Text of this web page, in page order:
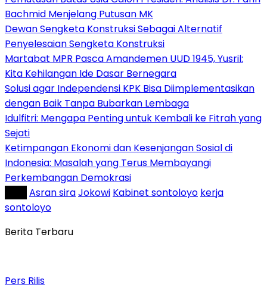
Bachmid Menjelang Putusan MK
Dewan Sengketa Konstruksi Sebagai Alternatif
Penyelesaian Sengketa Konstruksi
Martabat MPR Pasca Amandemen UUD 1945, Yusril:
Kita Kehilangan Ide Dasar Bernegara
Solusi agar Independensi KPK Bisa Diimplementasikan
dengan Baik Tanpa Bubarkan Lembaga
Idulfitri: Mengapa Penting untuk Kembali ke Fitrah yang
Sejati
Ketimpangan Ekonomi dan Kesenjangan Sosial di
Indonesia: Masalah yang Terus Membayangi
Perkembangan Demokrasi
Asran siraJokowi Kabinet sontoloyo kerja
sontoloyo
Berita Terbaru
Pers Rilis